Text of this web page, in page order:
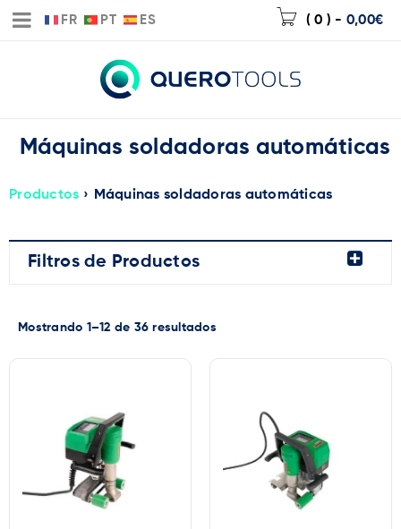
FR PT ES ( 0 ) - 0,00€
Máquinas soldadoras automáticas
Productos › Máquinas soldadoras automáticas
Filtros de Productos
Marca
Mostrando 1–12 de 36 resultados